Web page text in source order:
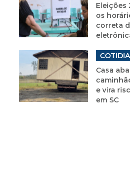
Eleições
os
correta
Casa
e vira
em SC